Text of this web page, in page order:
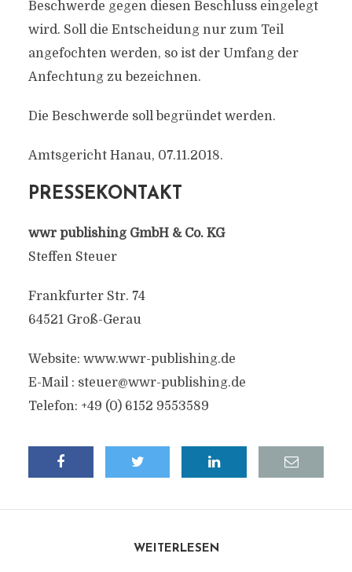
Beschwerde gegen diesen Beschluss eingelegt
wird. Soll die Entscheidung nur zum Teil
angefochten werden, so ist der Umfang der
Anfechtung zu bezeichnen.
Die Beschwerde soll begründet werden.
Amtsgericht Hanau, 07.11.2018.
PRESSEKONTAKT
wwr publishing GmbH & Co. KG
Steffen Steuer
Frankfurter Str. 74
64521 Groß-Gerau
Website: www.wwr-publishing.de
E-Mail : steuer@wwr-publishing.de
Telefon: +49 (0) 6152 9553589
WEITERLESEN